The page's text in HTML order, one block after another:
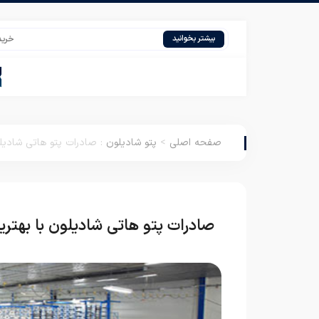
بیشتر بخوانید خرید پتو
صفحه اصلی > پتو شادیلون : صادرات پتو هاتی
صادرات پتو هاتی شادیلون با